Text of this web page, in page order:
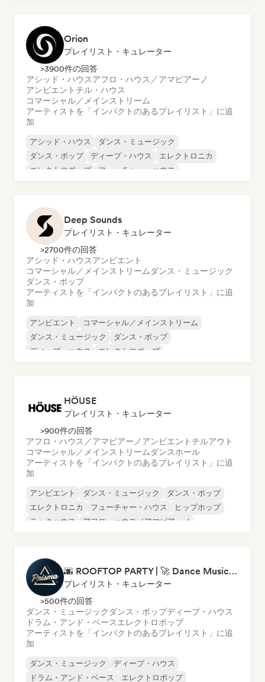
Orion
プレイリスト・キュレーター
>3900件の回答
アシッド・ハウスアフロ・ハウス／アマピアーノ
アンビエント チル・ハウス
コマーシャル／メインストリーム
アーティストを「インパクトのあるプレイリスト」に追
加
アシッド・ハウス
ダンス・ミュージック
ダンス・ポップ
ディープ・ハウス
エレクトロニカ
エレクトロポップ
フューチャー・ハウス
Deep Sounds
プレイリスト・キュレーター
>2700件の回答
アシッド・ハウスアンビエント
コマーシャル／メインストリーム ダンス・ミュージック
ダンス・ポップ
アーティストを「インパクトのあるプレイリスト」に追
加
アンビエント
コマーシャル／メインストリーム
ダンス・ミュージック
ダンス・ポップ
ディープ・ハウス
エレクトロポップ
HÖUSE
プレイリスト・キュレーター
>900件の回答
アフロ・ハウス／アマピアーノ アンビエント チルアウト
コマーシャル／メインストリーム ダンスホール
アーティストを「インパクトのあるプレイリスト」に追
加
アンビエント ダンス・ミュージック
ダンス・ポップ
エレクトロニカ
フューチャー・ハウス
ヒップホップ
テックハウス
アフロ・ハウス／アマピアーノ
🌆 ROOFTOP PARTY | 🚀 Dance Music Mix 2026 by Prisma Records
プレイリスト・キュレーター
>500件の回答
ダンス・ミュージック ダンス・ポップディープ・ハウス
ドラム・アンド・ベースエレクトロポップ
アーティストを「インパクトのあるプレイリスト」に追
加
ダンス・ミュージック
ディープ・ハウス
ドラム・アンド・ベース
エレクトロポップ